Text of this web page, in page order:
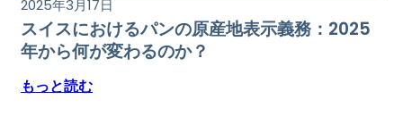
2025年3月17日
スイスにおけるパンの原産地表示義務：2025
年から何が変わるのか？
もっと読む